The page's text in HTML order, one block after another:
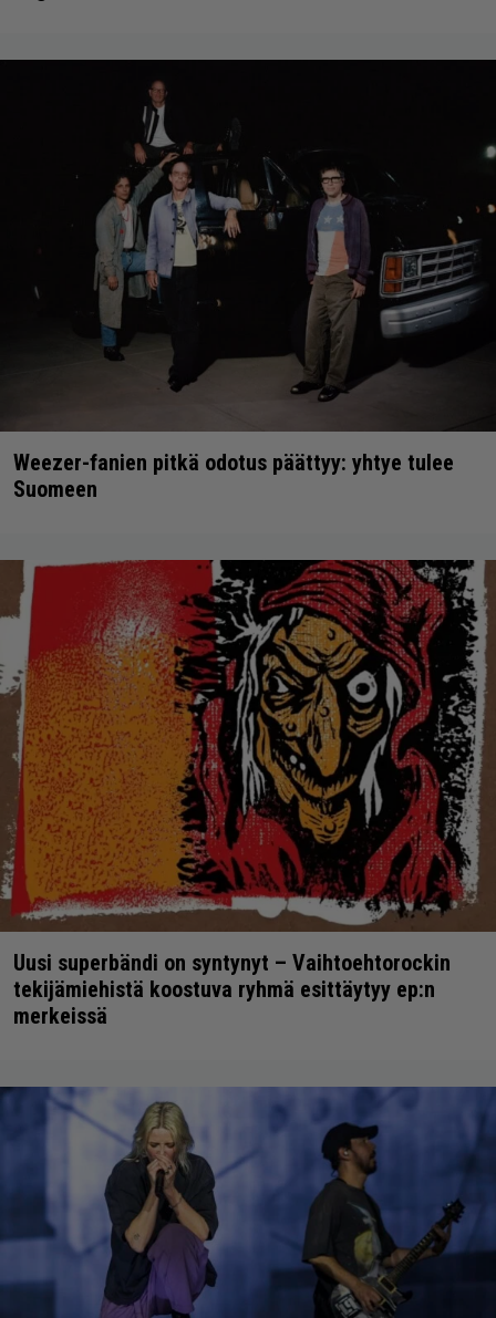
Weezer-fanien pitkä odotus päättyy: yhtye tulee
Suomeen
Uusi superbändi on syntynyt – Vaihtoehtorockin
tekijämiehistä koostuva ryhmä esittäytyy ep:n
merkeissä